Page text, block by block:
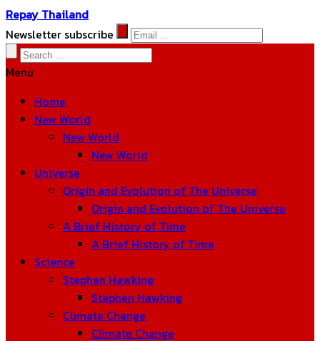
Repay Thailand
Newsletter subscribe
Menu
Home
New World
New World
New World
Universe
Origin and Evolution of The Universe
Origin and Evolution of The Universe
A Brief History of Time
A Brief History of Time
Science
Stephen Hawking
Stephen Hawking
Climate Change
Climate Change